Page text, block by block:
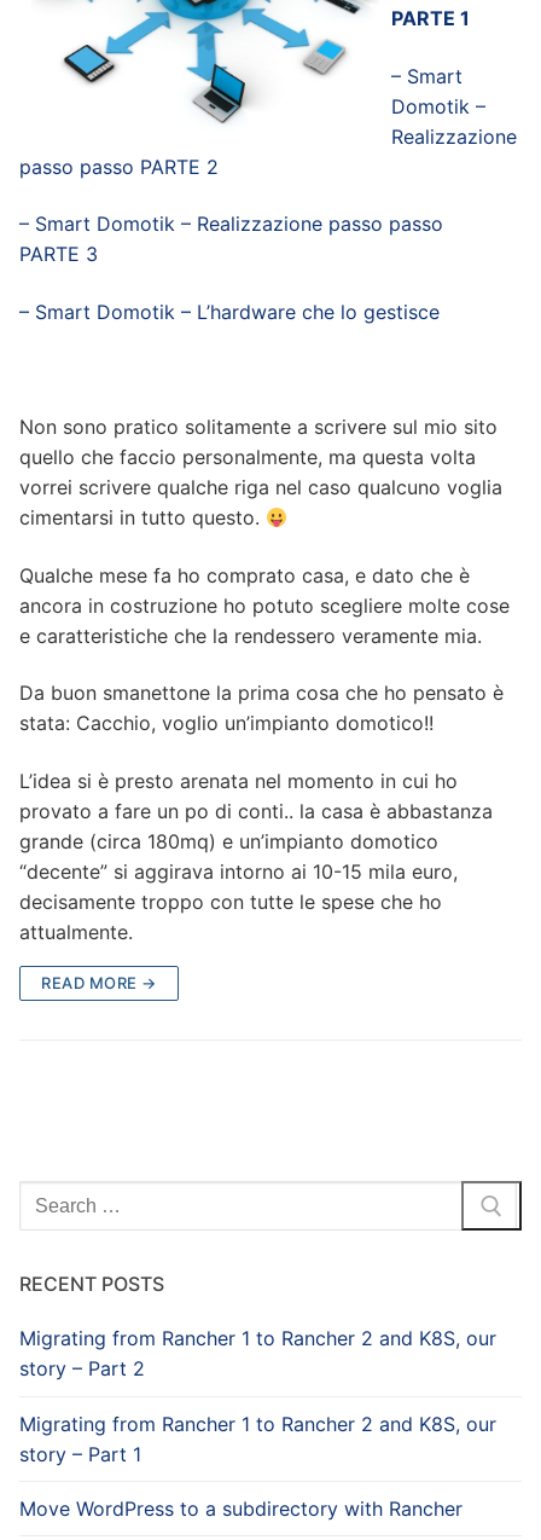
PARTE 1
– Smart
Domotik –
Realizzazione
passo passo PARTE 2
– Smart Domotik – Realizzazione passo passo
PARTE 3
– Smart Domotik – L’hardware che lo gestisce
Non sono pratico solitamente a scrivere sul mio sito
quello che faccio personalmente, ma questa volta
vorrei scrivere qualche riga nel caso qualcuno voglia
cimentarsi in tutto questo.
Qualche mese fa ho comprato casa, e dato che è
ancora in costruzione ho potuto scegliere molte cose
e caratteristiche che la rendessero veramente mia.
Da buon smanettone la prima cosa che ho pensato è
stata: Cacchio, voglio un’impianto domotico!!
L’idea si è presto arenata nel momento in cui ho
provato a fare un po di conti.. la casa è abbastanza
grande (circa 180mq) e un’impianto domotico
“decente” si aggirava intorno ai 10-15 mila euro,
decisamente troppo con tutte le spese che ho
attualmente.
READ MORE →
Search
for:
RECENT POSTS
Migrating from Rancher 1 to Rancher 2 and K8S, our
story – Part 2
Migrating from Rancher 1 to Rancher 2 and K8S, our
story – Part 1
Move WordPress to a subdirectory with Rancher